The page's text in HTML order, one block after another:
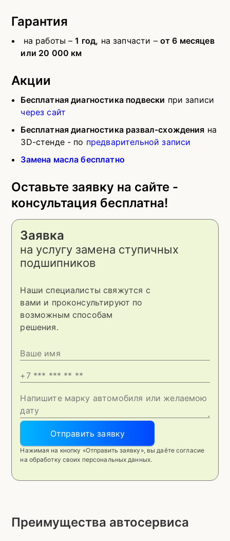
Заявка
на услугу замена ступичных
подшипников
Наши специалисты свяжутся с
вами и проконсультируют по
возможным способам
решения.
Отправить заявку
Нажимая на кнопку «Отправить заявку», вы даёте согласие
на обработку своих персональных данных.
Гарантия
на работы –1 год, на запчасти – от 6 месяцев
или 20 000 км
Акции
Бесплатная диагностика подвески при записи
через сайт
Бесплатная диагностика развал-схождения на
3D-стенде - по предварительной записи
Замена масла бесплатно
Оставьте заявку на сайте -
консультация бесплатна!
Преимущества автосервиса